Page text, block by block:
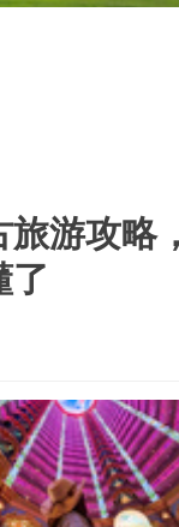
游攻略
了